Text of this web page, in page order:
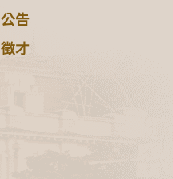
公告
徵才